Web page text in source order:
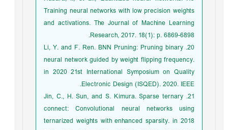
Training neural networks with low precision weights
and activations. The Journal of Machine Learning
Research, 2017. 18(1): p. 6869-6898.
20. Li, Y. and F. Ren. BNN Pruning: Pruning binary
neural network guided by weight flipping frequency.
in 2020 21st International Symposium on Quality
Electronic Design (ISQED). 2020. IEEE.
21. Jin, C., H. Sun, and S. Kimura. Sparse ternary
connect: Convolutional neural networks using
ternarized weights with enhanced sparsity. in 2018